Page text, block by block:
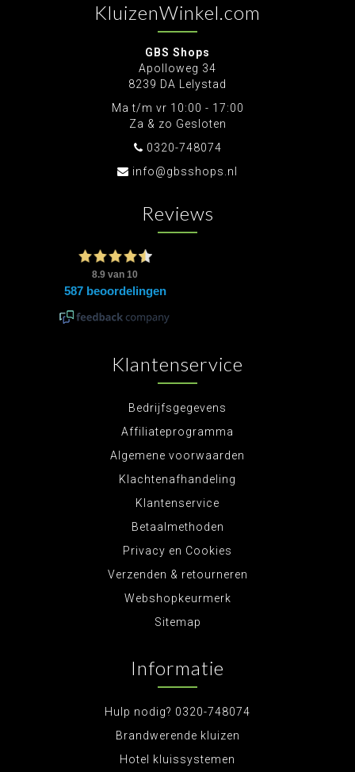
KluizenWinkel.com
GBS Shops
Apolloweg 34
8239 DA Lelystad
Ma t/m vr 10:00 - 17:00
Za & zo Gesloten
0320-748074
info@gbsshops.nl
Reviews
Klantenservice
Bedrijfsgegevens
Affiliateprogramma
Algemene voorwaarden
Klachtenafhandeling
Klantenservice
Betaalmethoden
Privacy en Cookies
Verzenden & retourneren
Webshopkeurmerk
Sitemap
Informatie
Hulp nodig? 0320-748074
Brandwerende kluizen
Hotel kluissystemen